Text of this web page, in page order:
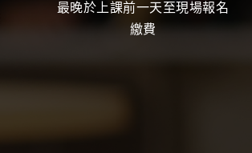
最晚於上課前一天至現場報名
繳費